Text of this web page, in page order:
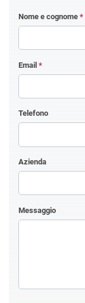
Nome e cognome *
Email *
Telefono
Azienda
Messaggio